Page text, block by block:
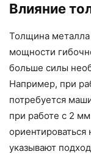
Влияние
Толщина металла
мощности
больше силы
Например, при
потребуется
при работе с 2
указывают